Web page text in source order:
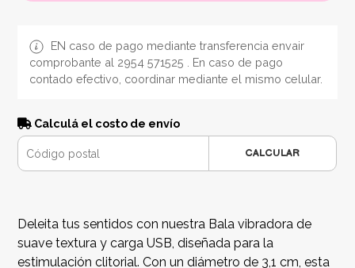
EN caso de pago mediante transferencia envair
comprobante al 2954 571525 . En caso de pago
contado efectivo, coordinar mediante el mismo celular.
Calculá el costo de envío
CALCULAR
Deleita tus sentidos con nuestra Bala vibradora de
suave textura y carga USB, diseñada para la
estimulación clitorial. Con un diámetro de 3,1 cm, esta